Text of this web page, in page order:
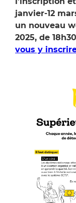
janvier-12
un nouveau
2025, de
vous y